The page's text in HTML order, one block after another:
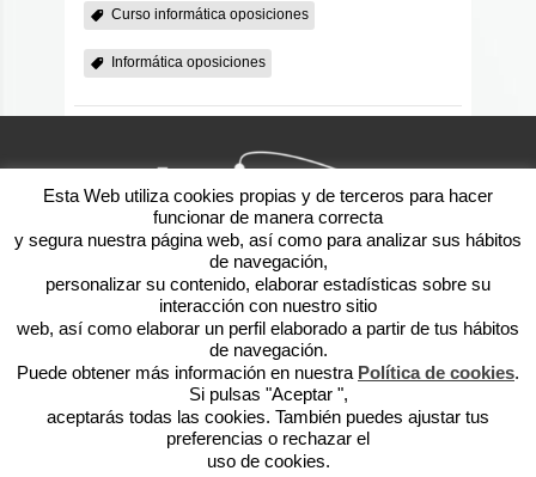
Curso informática oposiciones
Informática oposiciones
javyser@javyser.net
948 15 08 45
Plaza Góngora, 2 Bajo 31006
Pamplona
Aviso legal
Política de privacidad
Formulario de reclamaciones
Esta Web utiliza cookies propias y de terceros para hacer
funcionar de manera correcta
y segura nuestra página web, así como para analizar sus hábitos
de navegación,
personalizar su contenido, elaborar estadísticas sobre su
interacción con nuestro sitio
web, así como elaborar un perfil elaborado a partir de tus hábitos
de navegación.
Puede obtener más información en nuestra Política de cookies.
Si pulsas "Aceptar ",
aceptarás todas las cookies. También puedes ajustar tus
preferencias o rechazar el
uso de cookies.